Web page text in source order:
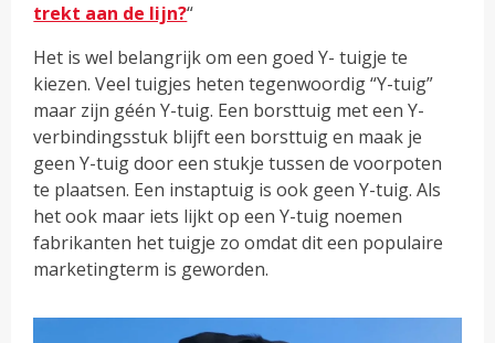
trekt aan de lijn?“
Het is wel belangrijk om een goed Y- tuigje te
kiezen. Veel tuigjes heten tegenwoordig “Y-tuig”
maar zijn géén Y-tuig. Een borsttuig met een Y-
verbindingsstuk blijft een borsttuig en maak je
geen Y-tuig door een stukje tussen de voorpoten
te plaatsen. Een instaptuig is ook geen Y-tuig. Als
het ook maar iets lijkt op een Y-tuig noemen
fabrikanten het tuigje zo omdat dit een populaire
marketingterm is geworden.